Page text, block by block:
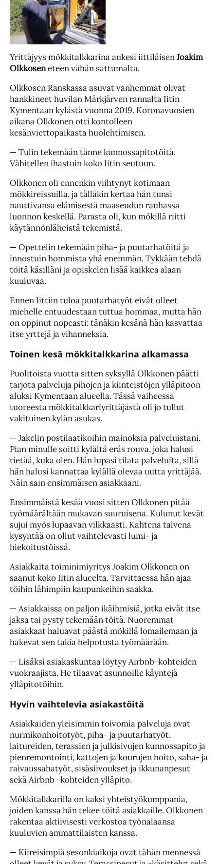
Yrittäjyys mökkitalkkarina aukesi iittiläisenJoakim
Olkkoseneteen vähän sattumalta.
Olkkosen Ranskassa asuvat vanhemmat olivat
hankkineet huvilan Märkjärven rannalta Iitin
Kymentaan kylästä vuonna 2019. Koronavuosien
aikana Olkkonen otti kontolleen
kesänviettopaikasta huolehtimisen.
— Tulin tekemään tänne kunnossapitotöitä.
Vähitellen ihastuin koko Iitin seutuun.
Olkkonen oli ennenkin viihtynyt kotimaan
mökkireissuilla, ja tälläkin kertaa hän tunsi
nauttivansa elämisestä maaseudun rauhassa
luonnon keskellä. Parasta oli, kun mökillä riitti
käytännönläheistä tekemistä.
— Opettelin tekemään piha- ja puutarhatöitä ja
innostuin hommista yhä enemmän. Tykkään tehdä
töitä käsilläni ja opiskelen lisää kaikkea alaan
kuuluvaa.
Ennen Iittiin tuloa puutarhatyöt eivät olleet
miehelle entuudestaan tuttua hommaa, mutta hän
on oppinut nopeasti: tänäkin kesänä hän kasvattaa
itse yrttejä ja vihanneksia.
Toinen kesä mökkitalkkarina alkamassa
Puolitoista vuotta sitten syksyllä Olkkonen päätti
tarjota palveluja pihojen ja kiinteistöjen ylläpitoon
aluksi Kymentaan alueella. Tässä vaiheessa
tuoreesta mökkitalkkariyrittäjästä oli jo tullut
vakituinen kylän asukas.
— Jakelin postilaatikoihin mainoksia palveluistani.
Pian minulle soitti kylältä eräs rouva, joka halusi
tietää, kuka olen. Hän lupasi tilata palveluita, sillä
hän halusi kannattaa kylällä olevaa uutta yrittäjää.
Näin sain ensimmäisen asiakkaani.
Ensimmäistä kesää vuosi sitten Olkkonen pitää
työmäärältään mukavan suuruisena. Kulunut kevät
sujui myös lupaavan vilkkaasti. Kahtena talvena
kysyntää on ollut vaihtelevasti lumi- ja
hiekoitustöissä.
Asiakkaita toiminimiyritys Joakim Olkkonen on
saanut koko Iitin alueelta. Tarvittaessa hän ajaa
töihin lähimpiin kaupunkeihin saakka.
— Asiakkaissa on paljon ikäihmisiä, jotka eivät itse
jaksa tai pysty tekemään töitä. Nuoremmat
asiakkaat haluavat päästä mökillä lomailemaan ja
hakevat sen takia helpotusta työmäärään.
— Lisäksi asiakaskuntaa löytyy Airbnb-kohteiden
vuokraajista. He tilaavat asunnoille käyntejä
ylläpitotöihin.
Hyvin vaihtelevia asiakastöitä
Asiakkaiden yleisimmin toivomia palveluja ovat
nurmikonhoitotyöt, piha- ja puutarhatyöt,
laitureiden, terassien ja julkisivujen kunnossapito ja
pienremontointi, kattojen ja kourujen hoito, saha- ja
raivaussahatyöt, sisäsiivoukset ja ikkunanpesut
sekä Airbnb -kohteiden ylläpito.
Mökkitalkkarilla on kaksi yhteistyökumppania,
joiden kanssa hän tekee töitä asiakkaille. Olkkonen
rakentaa aktiivisesti verkostoa työnalaansa
kuuluvien ammattilaisten kanssa.
— Kiireisimpiä sesonkiaikoja ovat tähän mennessä